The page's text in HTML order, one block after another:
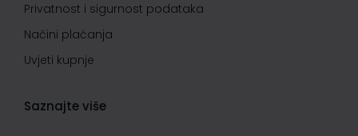
Privatnost i sigurnost podataka
Načini plaćanja
Uvjeti kupnje
Saznajte više